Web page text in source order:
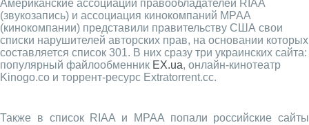
Американские ассоциации правообладателей RIAA
(звукозапись) и ассоциация кинокомпаний MPAA
(кинокомпании) представили правительству США свои
списки нарушителей авторских прав, на основании которых
составляется список 301. В них сразу три украинских сайта:
популярный файлообменник EX.ua, онлайн-кинотеатр
Kinogo.co и торрент-ресурс Extratorrent.cc.
Также в список RIAA и MPAA попали российские сайты